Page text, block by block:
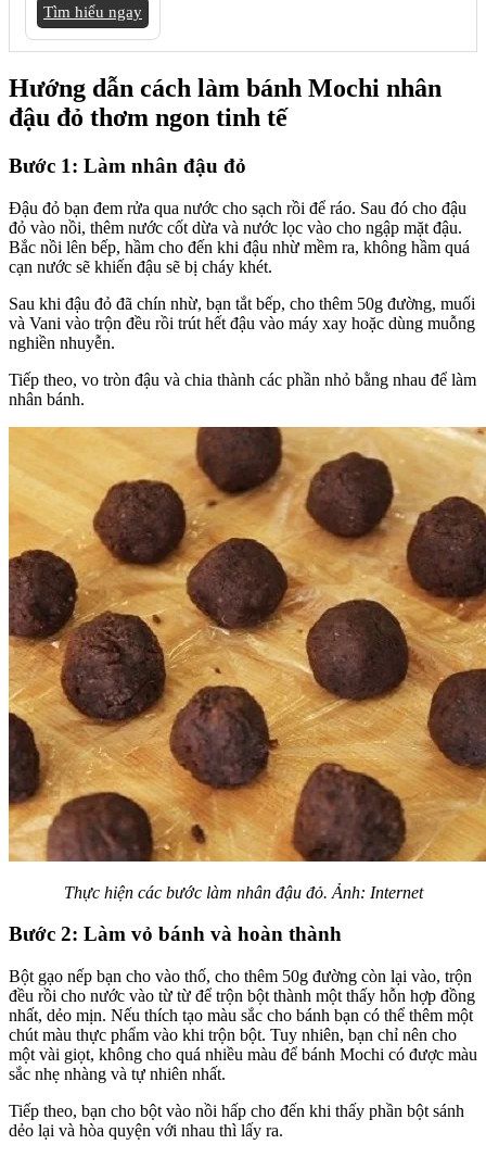
Tìm hiểu ngay
Hướng dẫn cách làm bánh Mochi nhân
đậu đỏ thơm ngon tinh tế
Bước 1: Làm nhân đậu đỏ
Đậu đỏ bạn đem rửa qua nước cho sạch rồi để ráo. Sau đó cho đậu
đỏ vào nồi, thêm nước cốt dừa và nước lọc vào cho ngập mặt đậu.
Bắc nồi lên bếp, hầm cho đến khi đậu nhừ mềm ra, không hầm quá
cạn nước sẽ khiến đậu sẽ bị cháy khét.
Sau khi đậu đỏ đã chín nhừ, bạn tắt bếp, cho thêm 50g đường, muối
và Vani vào trộn đều rồi trút hết đậu vào máy xay hoặc dùng muỗng
nghiền nhuyễn.
Tiếp theo, vo tròn đậu và chia thành các phần nhỏ bằng nhau để làm
nhân bánh.
Thực hiện các bước làm nhân đậu đỏ. Ảnh: Internet
Bước 2: Làm vỏ bánh và hoàn thành
Bột gạo nếp bạn cho vào thố, cho thêm 50g đường còn lại vào, trộn
đều rồi cho nước vào từ từ để trộn bột thành một thấy hỗn hợp đồng
nhất, dẻo mịn. Nếu thích tạo màu sắc cho bánh bạn có thể thêm một
chút màu thực phẩm vào khi trộn bột. Tuy nhiên, bạn chỉ nên cho
một vài giọt, không cho quá nhiều màu để bánh Mochi có được màu
sắc nhẹ nhàng và tự nhiên nhất.
Tiếp theo, bạn cho bột vào nồi hấp cho đến khi thấy phần bột sánh
dẻo lại và hòa quyện với nhau thì lấy ra.